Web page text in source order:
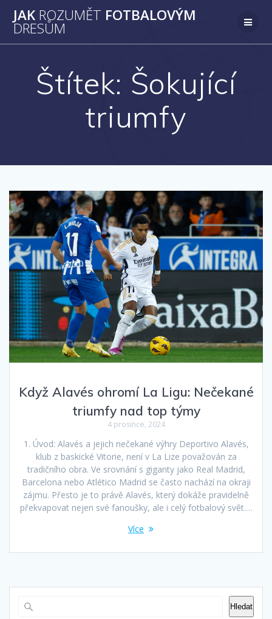
na
JAK ROZUMĚT FOTBALOVÝM
DRESŮM
Štítek: Šokující
triumfy
Když Alavés ohromí La Ligu: Nečekané
triumfy nad top týmy
4 prosince, 2024
1. Úvod: Alavés a jejich nečekané výhry Deportivo Alavés,
klub z baskické Vitorie, není v La Lize považován za
tradičního obra. Ve srovnání s giganty jako Real Madrid,
Barcelona nebo Atlético Madrid se často nachází na okraji
zájmu. Přesto je to právě Alavés, který dokáže pravidelně
překvapovat nejen své fanoušky, ale i celý fotbalový svět.…
Více
Hledat